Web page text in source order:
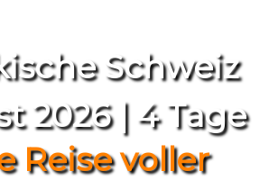
Schweiz
2026 | 4 Tage
Reise voller